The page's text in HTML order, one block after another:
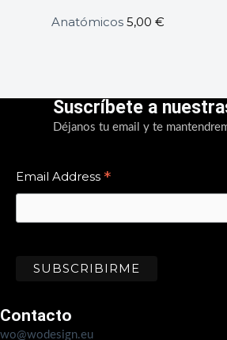
Anatómicos 5,00 €
Suscríbete a
Déjanos tu email y te
Email Address *
Contacto
wo@wodesign.eu